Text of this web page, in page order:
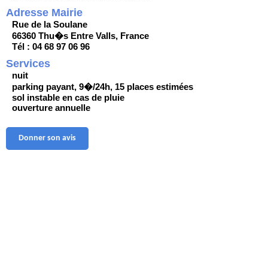
Adresse Mairie
Rue de la Soulane
66360 Thu�s Entre Valls, France
Tél : 04 68 97 06 96
Services
nuit
parking payant, 9�/24h, 15 places estimées
sol instable en cas de pluie
ouverture annuelle
Donner son avis